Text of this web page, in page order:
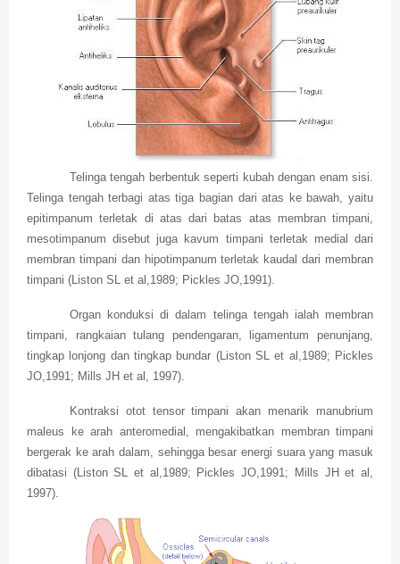
Telinga tengah berbentuk seperti kubah dengan enam sisi.
Telinga tengah terbagi atas tiga bagian dari atas ke bawah, yaitu
epitimpanum terletak di atas dari batas atas membran timpani,
mesotimpanum disebut juga kavum timpani terletak medial dari
membran timpani dan hipotimpanum terletak kaudal dari membran
timpani (Liston SL et al,1989; Pickles JO,1991).
Organ konduksi di dalam telinga tengah ialah membran
timpani, rangkaian tulang pendengaran, ligamentum penunjang,
tingkap lonjong dan tingkap bundar (Liston SL et al,1989; Pickles
JO,1991; Mills JH et al, 1997).
Kontraksi otot tensor timpani akan menarik manubrium
maleus ke arah anteromedial, mengakibatkan membran timpani
bergerak ke arah dalam, sehingga besar energi suara yang masuk
dibatasi (Liston SL et al,1989; Pickles JO,1991; Mills JH et al,
1997).